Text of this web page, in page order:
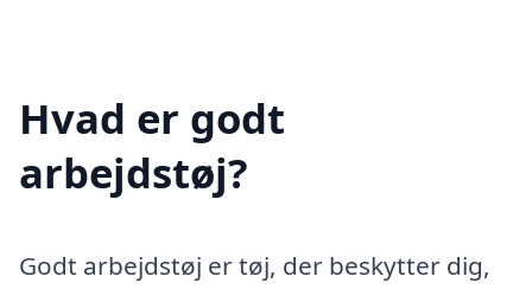
Hvad er godt
arbejdstøj?
Godt arbejdstøj er tøj, der beskytter dig,